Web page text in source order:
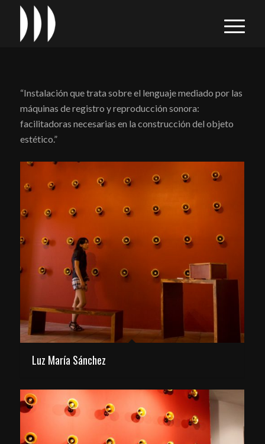
“Instalación que trata sobre el lenguaje mediado por las
máquinas de registro y reproducción sonora:
facilitadoras necesarias en la construcción del objeto
estético.”
Luz María Sánchez